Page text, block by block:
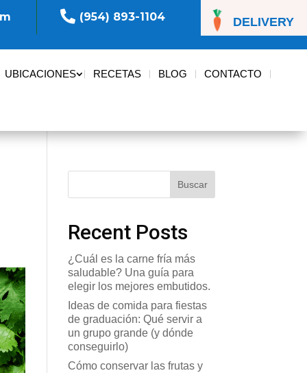
DELIVERY
 (954) 893-1104
UBICACIONES RECETAS BLOG CONTACTO
Buscar
Recent Posts
¿Cuál es la carne fría más
saludable? Una guía para
elegir los mejores embutidos.
Ideas de comida para fiestas
de graduación: Qué servir a
un grupo grande (y dónde
conseguirlo)
Cómo conservar las frutas y